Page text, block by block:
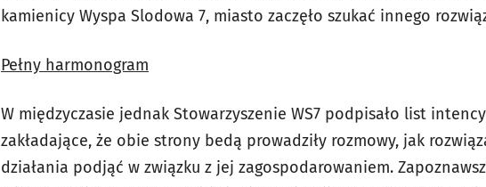
kamienicy Wyspa Slodowa 7, miasto zaczęło szukać innego
Pełny harmonogram
W międzyczasie jednak Stowarzyszenie WS7 podpisało list
zakładające, że obie strony bedą prowadziły rozmowy, jak
działania podjąć w związku z jej zagospodarowaniem.